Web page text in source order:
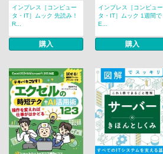
インプレス［コンピュー
タ・IT］ムック 先読み！
R...
購入
インプレス［コンピュー
タ・IT］ムック 1週間で
E...
購入